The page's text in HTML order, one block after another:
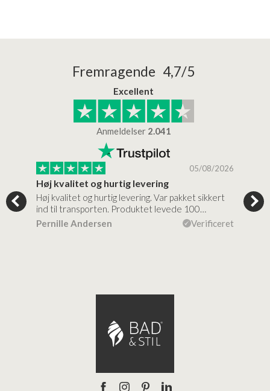
Fremragende 4,7/5
Excellent
Anmeldelser 2.041
05/08/2026
Høj kvalitet og hurtig levering
Høj kvalitet og hurtig levering. Var pakket sikkert
ind til transporten. Produktet levede 100…
Pernille Andersen
Verificeret